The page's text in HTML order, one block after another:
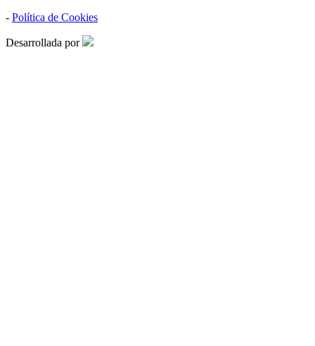
- Política de Cookies
Desarrollada por